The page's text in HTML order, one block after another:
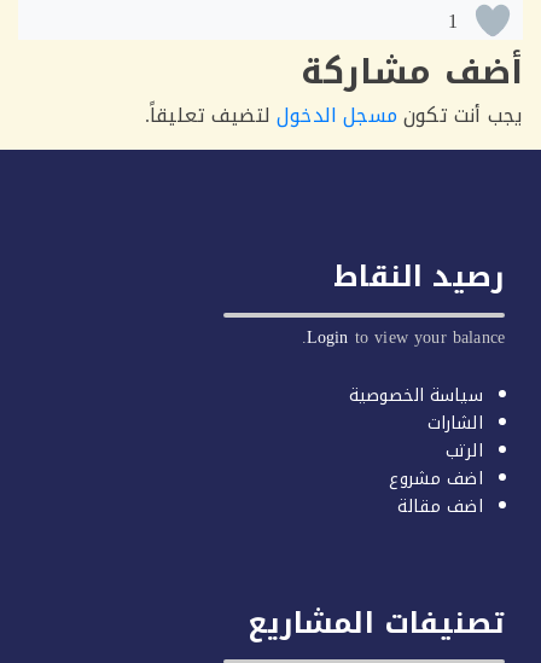
1
مشاركة
تكونمسجل الدخوللتضيف تعليقاً.
النقاط
Loginto view your
سياسة الخصوصية
الشارات
الرتب
اضف مشروع
اضف مقالة
المشاريع